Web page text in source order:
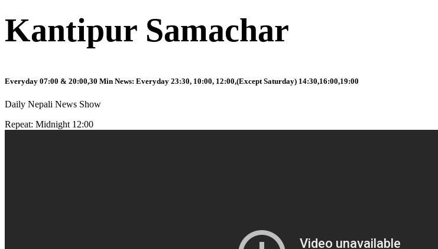
Kantipur Samachar
Everyday 07:00 & 20:00,30 Min News: Everyday 23:30, 10:00, 12:00,(Except Saturday) 14:30,16:00,19:00
Daily Nepali News Show
Repeat: Midnight 12:00